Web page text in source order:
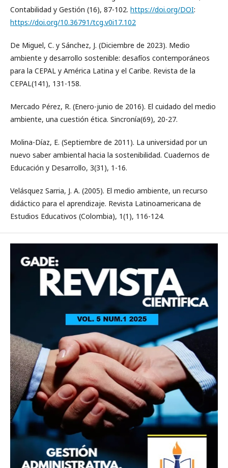
Contabilidad y Gestión (16), 87-102. https://doi.org/DOI:
https://doi.org/10.36791/tcg.v0i17.102
De Miguel, C. y Sánchez, J. (Diciembre de 2023). Medio
ambiente y desarrollo sostenible: desafíos contemporáneos
para la CEPAL y América Latina y el Caribe. Revista de la
CEPAL(141), 131-158.
Mercado Pérez, R. (Enero-junio de 2016). El cuidado del medio
ambiente, una cuestión ética. Sincronía(69), 20-27.
Molina-Díaz, E. (Septiembre de 2011). La universidad por un
nuevo saber ambiental hacia la sostenibilidad. Cuadernos de
Educación y Desarrollo, 3(31), 1-16.
Velásquez Sarria, J. A. (2005). El medio ambiente, un recurso
didáctico para el aprendizaje. Revista Latinoamericana de
Estudios Educativos (Colombia), 1(1), 116-124.